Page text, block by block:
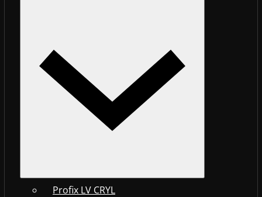
Profix LV CRYL